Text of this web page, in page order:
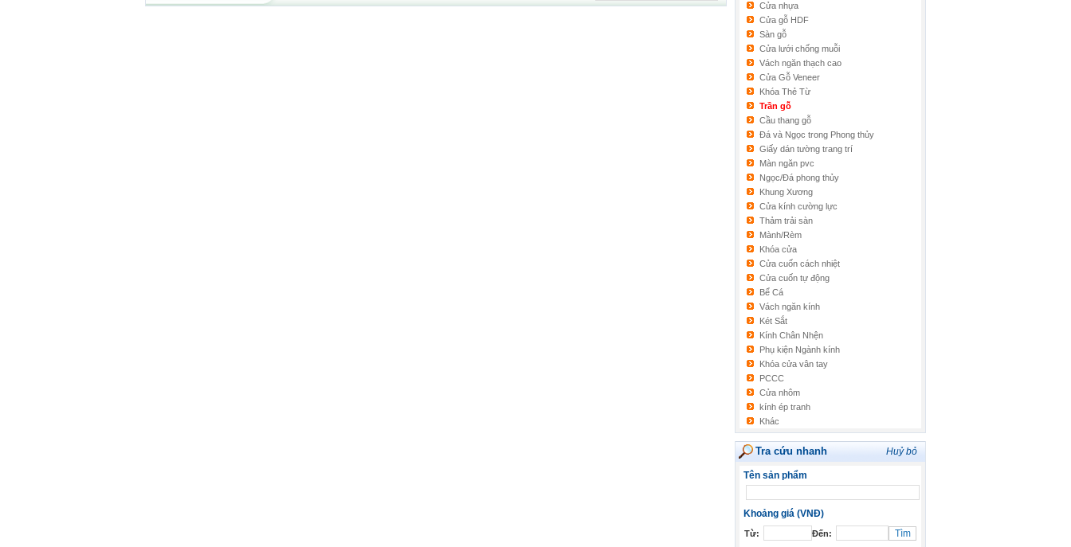
Cửa nhựa
Cửa gỗ HDF
Sàn gỗ
Cửa lưới chống muỗi
Vách ngăn thạch cao
Cửa Gỗ Veneer
Khóa Thẻ Từ
Trần gỗ
Cầu thang gỗ
Đá và Ngọc trong Phong thủy
Giấy dán tường trang trí
Màn ngăn pvc
Ngọc/Đá phong thủy
Khung Xương
Cửa kính cường lực
Thảm trải sàn
Mành/Rèm
Khóa cửa
Cửa cuốn cách nhiệt
Cửa cuốn tự động
Bể Cá
Vách ngăn kính
Két Sắt
Kính Chân Nhện
Phụ kiện Ngành kính
Khóa cửa vân tay
PCCC
Cửa nhôm
kính ép tranh
Khác
Tra cứu nhanh Huỷ bỏ
Tên sản phẩm
Khoảng giá (VNĐ)
Từ: Đến: